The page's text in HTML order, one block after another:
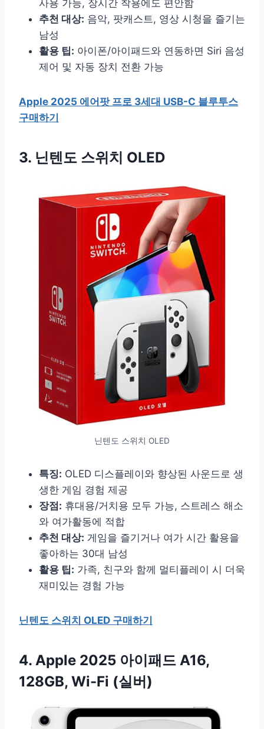
사용 가능, 장시간 착용에도 편안함
추천 대상: 음악, 팟캐스트, 영상 시청을 즐기는
남성
활용 팁: 아이폰/아이패드와 연동하면 Siri 음성
제어 및 자동 장치 전환 가능
Apple 2025 에어팟 프로 3세대 USB-C 블루투스
구매하기
3. 닌텐도 스위치 OLED
닌텐도 스위치 OLED
특징: OLED 디스플레이와 향상된 사운드로 생
생한 게임 경험 제공
장점: 휴대용/거치용 모두 가능, 스트레스 해소
와 여가활동에 적합
추천 대상: 게임을 즐기거나 여가 시간 활용을
좋아하는 30대 남성
활용 팁: 가족, 친구와 함께 멀티플레이 시 더욱
재미있는 경험 가능
닌텐도 스위치 OLED 구매하기
4. Apple 2025 아이패드 A16,
128GB, Wi-Fi (실버)